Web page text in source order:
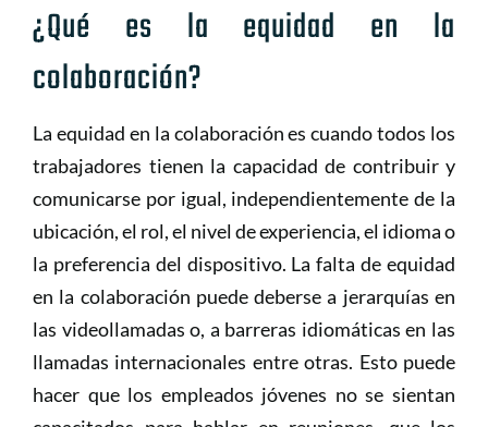
¿Qué es la equidad en la
colaboración?
La equidad en la colaboración es cuando todos los
trabajadores tienen la capacidad de contribuir y
comunicarse por igual, independientemente de la
ubicación, el rol, el nivel de experiencia, el idioma o
la preferencia del dispositivo. La falta de equidad
en la colaboración puede deberse a jerarquías en
las videollamadas o, a barreras idiomáticas en las
llamadas internacionales entre otras. Esto puede
hacer que los empleados jóvenes no se sientan